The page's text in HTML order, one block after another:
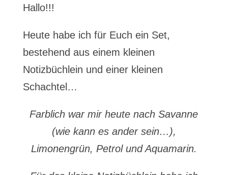
Hallo!!!
Heute habe ich für Euch ein Set,
bestehend aus einem kleinen
Notizbüchlein und einer kleinen
Schachtel…
Farblich war mir heute nach Savanne
(wie kann es ander sein…),
Limonengrün, Petrol und Aquamarin.